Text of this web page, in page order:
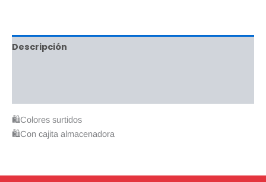
Descripción
🛍Colores surtidos
🛍Con cajita almacenadora